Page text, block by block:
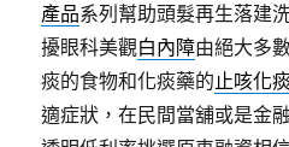
產品系列幫助頭髮再生落建
擾眼科美觀白內障由絕大多
痰的食物和化痰藥的止咳化
適症狀，在民間當舖或是金